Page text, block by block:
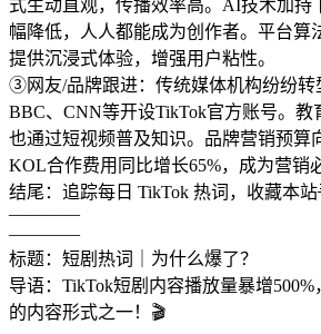
式生动直观，传播效率高。AI技术加持
幅降低，人人都能成为创作者。平台算
提供沉浸式体验，增强用户粘性。
③网友/品牌跟进：传统媒体机构纷纷转
BBC、CNN等开设TikTok官方账号。教
也通过短视频普及知识。品牌营销预算
KOL合作费用同比增长65%，成为营销
结尾：追踪每日 TikTok 热词，收藏本站
————
————
标题：短剧热词｜为什么爆了？
导语：TikTok短剧内容播放量暴增
的内容形式之一！🎬